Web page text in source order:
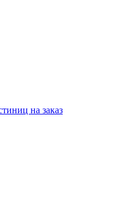
на заказ